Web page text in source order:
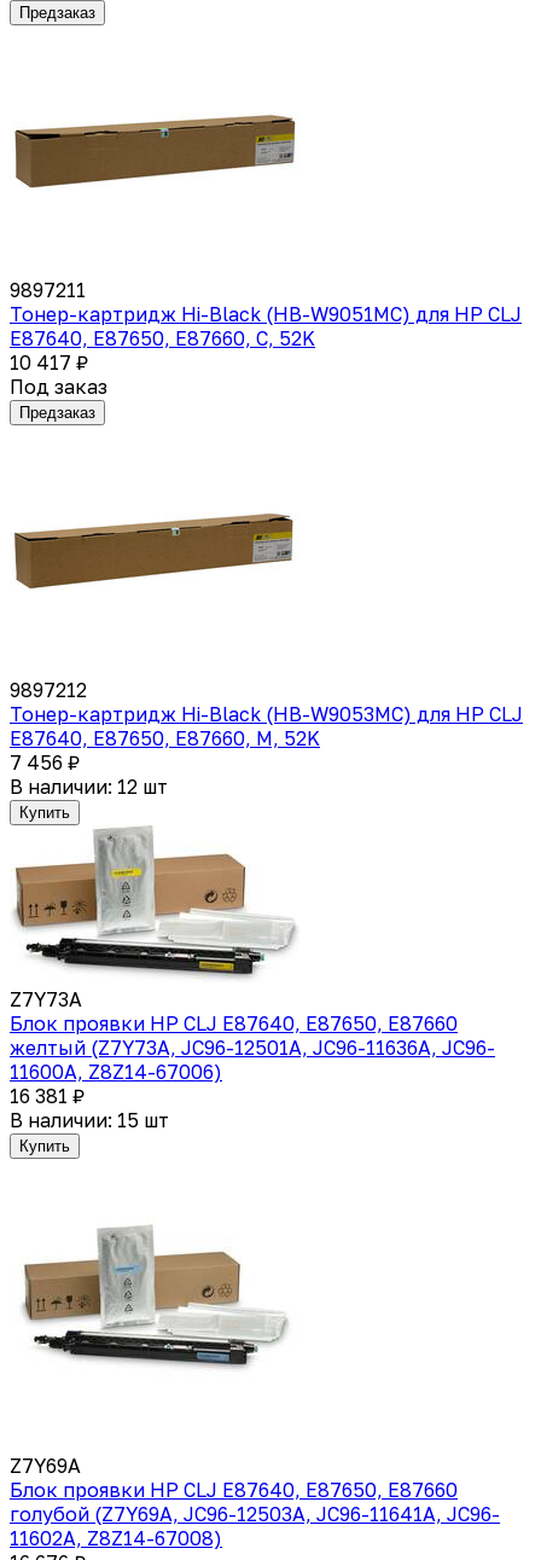
Предзаказ
9897211
Тонер-картридж Hi-Black (HB-W9051MC) для HP CLJ
E87640, E87650, E87660, C, 52K
10 417 ₽
Под заказ
Предзаказ
9897212
Тонер-картридж Hi-Black (HB-W9053MC) для HP CLJ
E87640, E87650, E87660, M, 52K
7 456 ₽
В наличии: 12 шт
Купить
Z7Y73A
Блок проявки HP CLJ E87640, E87650, E87660
желтый (Z7Y73A, JC96-12501A, JC96-11636A, JC96-
11600A, Z8Z14-67006)
16 381 ₽
В наличии: 15 шт
Купить
Z7Y69A
Блок проявки HP CLJ E87640, E87650, E87660
голубой (Z7Y69A, JC96-12503A, JC96-11641A, JC96-
11602A, Z8Z14-67008)